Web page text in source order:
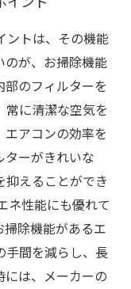
ントは、その機能
のが、お掃除機能
のフィルターを
常に清潔な空気を
アコンの効率を
ターがきれいな
抑えることができ
ネ性能にも優れて
除機能があるエ
手間を減らし、長
は、メーカーの